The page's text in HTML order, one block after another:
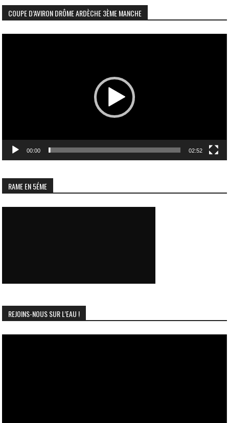
COUPE D’AVIRON DRÔME ARDÈCHE 3ÈME MANCHE
00:00 02:52
RAME EN 5ÉME
REJOINS-NOUS SUR L’EAU !